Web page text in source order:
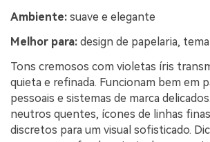
Ambiente: suave e elegante
Melhor para: design de papelaria,
Tons cremosos com violetas íris
quieta e refinada. Funcionam bem em
pessoais e sistemas de marca
neutros quentes, ícones de linhas
discretos para um visual sofisticado.